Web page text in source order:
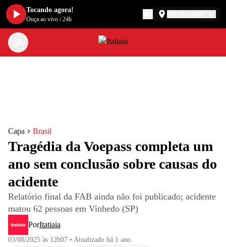
Capa Brasil
Tragédia da Voepass completa um
ano sem conclusão sobre causas do
acidente
Relatório final da FAB ainda não foi publicado; acidente
matou 62 pessoas em Vinhedo (SP)
PorItatiaia
03/08/2025 às 12h07 • Atualizado há 1 ano
Tocando agora!
Ouça ao vivo /24h